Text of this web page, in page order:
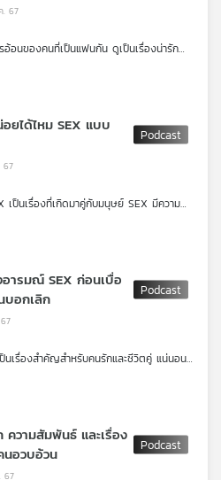
ความพึงพอใจให้กับตัวของผู้ชาย แต่ตอนนี้
ให้หายสงสัยว่าทำไมปริมาณจึงมีน้อยลงแถม
เรื่องเหล่านี้เกี่ยวข้องกับร่างกายด้วย อยาก
รื่องอะไรที่ผู้ชายบางคนยังเข้าใจผู้หญิงผิด
าร โรงหมอ
. 67
อ้อนของคนที่เป็นแฟนกัน ดูเป็นเรื่องน่ารัก
รื่องน่ารำคาญซะอย่างนั้น กลายเป็นเอาใจยาก
พันธ์
นมีวิธีการแสดงออกไม่เหมือนกัน บางคนไม่
นของเราเข้าใจผิดได้ว่า "ไม่รักหรือเปล่า"
ล้นจนกลายเป็นเรื่องรำคาญ ก็ทำให้เข้าใจผิด
ล้วจะอ้อนแบบไหนให้พอดีแถมแฟนยังรักยัง
โรงหมอ
ยได้ไหม SEX แบบ
67
เป็นเรื่องที่เกิดมาคู่กับมนุษย์ SEX มีความ
คู่สามารถส่งผลต่อความสัมพันธ์ในทุกสถานะ
อะไรแล้วตอบสนองได้ ความสัมพันธ์มักยืนยง
อารมณ์ SEX ก่อนเบื่อ
บอกเลิก
นเรื่องสำคัญสำหรับคนรักและชีวิตคู่ แน่นอน
สิ่งนี้เป็นเรื่องร้อนแรงเร้าใจ แต่พอนานวัน
ำเหมือนเดิม ท่าทางเดิม ไม่มีการเพิ่มเติมหรือ
รมณ์กิจกรรมรักบนเตียงได้อย่างไร มีความ
คู่อย่างไรบ้าง รายการ โรงหมอ
ความสัมพันธ์ และเรื่อง
อวบอ้วน
67